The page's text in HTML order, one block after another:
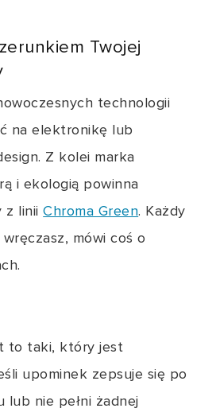
Twojej
technologii
na elektronikę lub
Z kolei marka
i ekologią powinna
z liniiChroma Green. Każdy
mówi coś o
to taki, który jest
upominek zepsuje się po
lub nie pełni żadnej